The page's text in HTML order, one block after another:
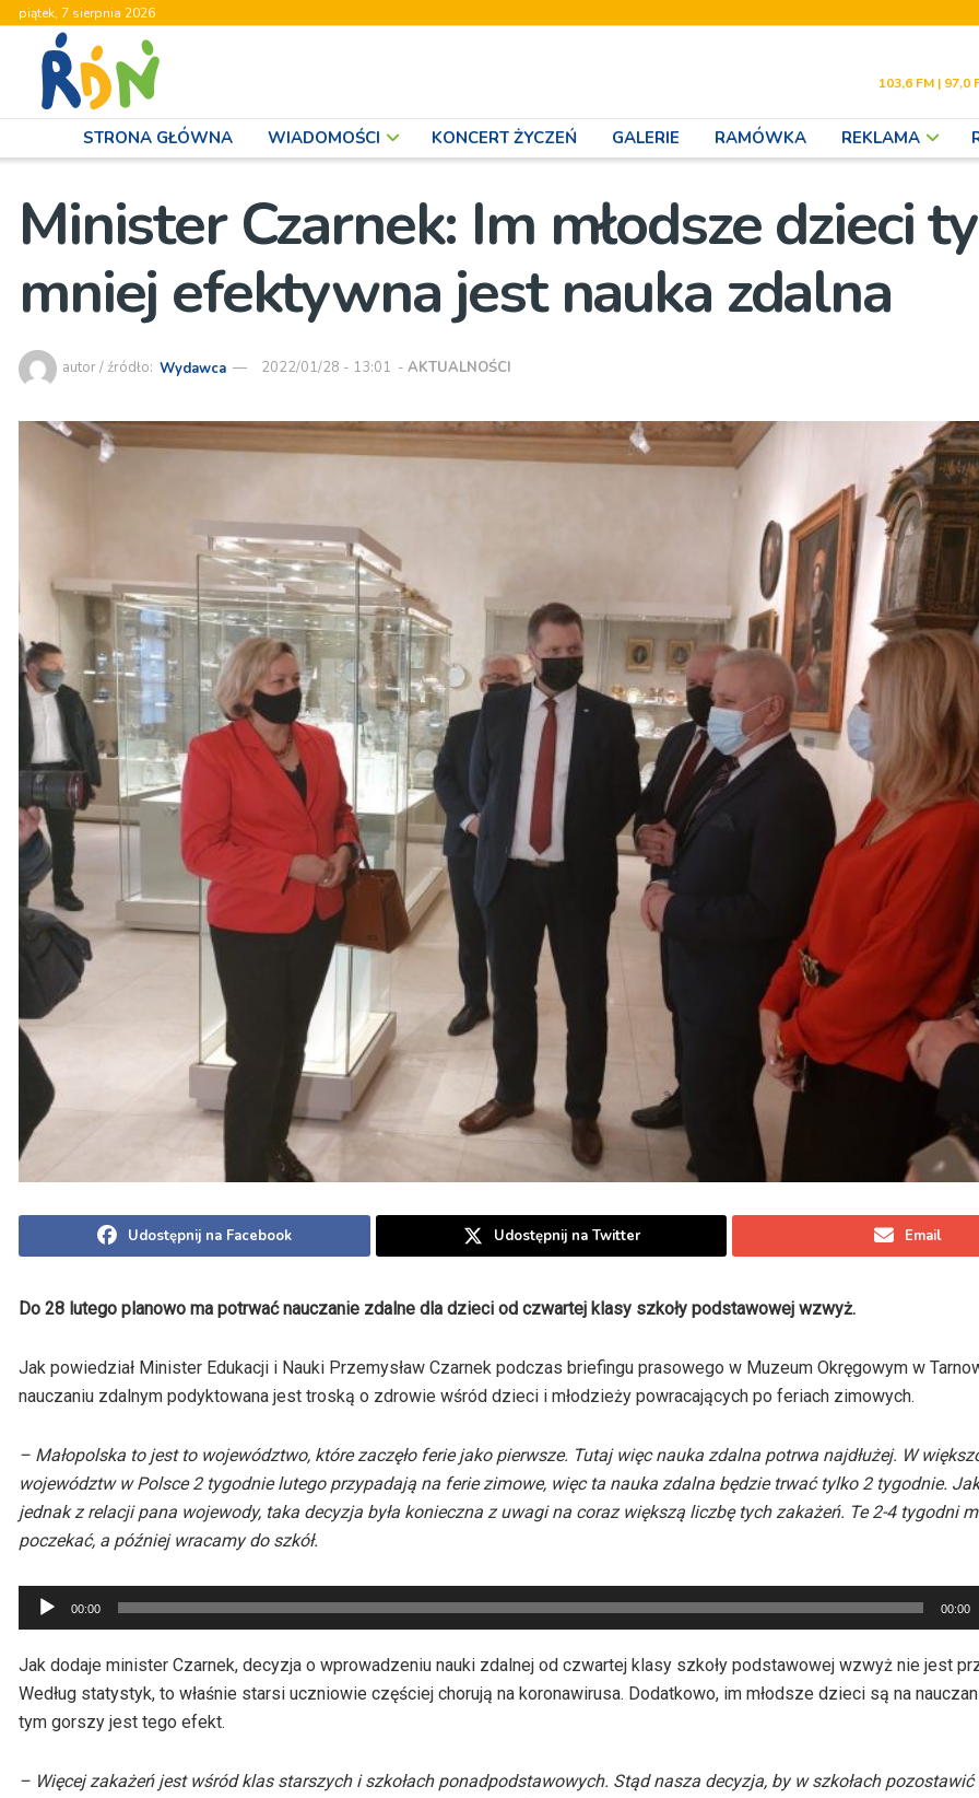
piątek, 7 sierpnia 2026
103,6 FM | 97,0
STRONA GŁÓWNA WIADOMOŚCI KONCERT ŻYCZEŃ GALERIE RAMÓWKA REKLAMA
Minister Czarnek: Im młodsze dzieci
mniej efektywna jest nauka zdalna
autor / źródło: Wydawca 2022/01/28 - 13:01 - AKTUALNOŚCI
Udostępnij na Facebook Udostępnij na Twitter Email
Do 28 lutego planowo ma potrwać nauczanie zdalne dla dzieci od czwartej klasy szkoły podstawowej wzwyż.
Jak powiedział Minister Edukacji i Nauki Przemysław Czarnek podczas briefingu prasowego w Muzeum Okręgowym w
nauczaniu zdalnym podyktowana jest troską o zdrowie wśród dzieci i młodzieży powracających po feriach zimowych.
– Małopolska to jest to województwo, które zaczęło ferie jako pierwsze. Tutaj więc nauka zdalna potrwa najdłużej. W
województw w Polsce 2 tygodnie lutego przypadają na ferie zimowe, więc ta nauka zdalna będzie trwać tylko 2 tygodnie.
jednak z relacji pana wojewody, taka decyzja była konieczna z uwagi na coraz większą liczbę tych zakażeń. Te 2-4 tygodni
poczekać, a później wracamy do szkół.
Odtwarzacz
plików
dźwiękowych
00:00 00:00
Jak dodaje minister Czarnek, decyzja o wprowadzeniu nauki zdalnej od czwartej klasy szkoły podstawowej wzwyż nie jest
Według statystyk, to właśnie starsi uczniowie częściej chorują na koronawirusa. Dodatkowo, im młodsze dzieci są na
tym gorszy jest tego efekt.
– Więcej zakażeń jest wśród klas starszych i szkołach ponadpodstawowych. Stąd nasza decyzja, by w szkołach pozostawić